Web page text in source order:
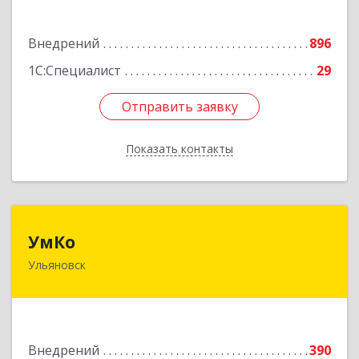
Внедрений
896
1С:Специалист
29
Отправить заявку
Показать контакты
Отправить заявку
Назад
УмКо
Ульяновск
Внедрений
390